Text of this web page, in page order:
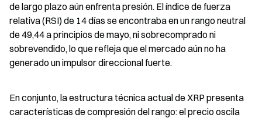
de largo plazo aún enfrenta presión. El índice de fuerza
relativa (RSI) de 14 días se encontraba en un rango neutral
de 49,44 a principios de mayo, ni sobrecomprado ni
sobrevendido, lo que refleja que el mercado aún no ha
generado un impulsor direccional fuerte.
En conjunto, la estructura técnica actual de XRP presenta
características de compresión del rango: el precio oscila